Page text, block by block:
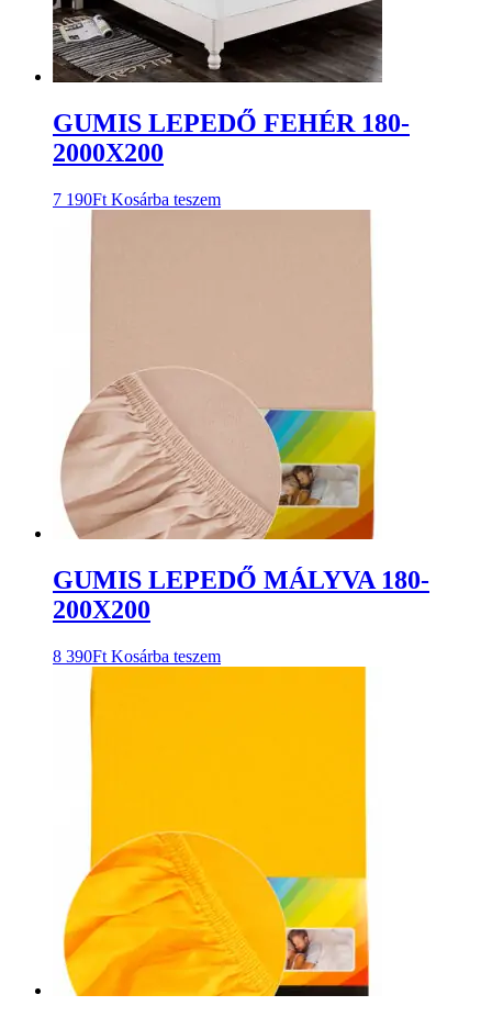
GUMIS LEPEDŐ FEHÉR 180-
2000X200
7 190Ft Kosárba teszem
GUMIS LEPEDŐ MÁLYVA 180-
200X200
8 390Ft Kosárba teszem